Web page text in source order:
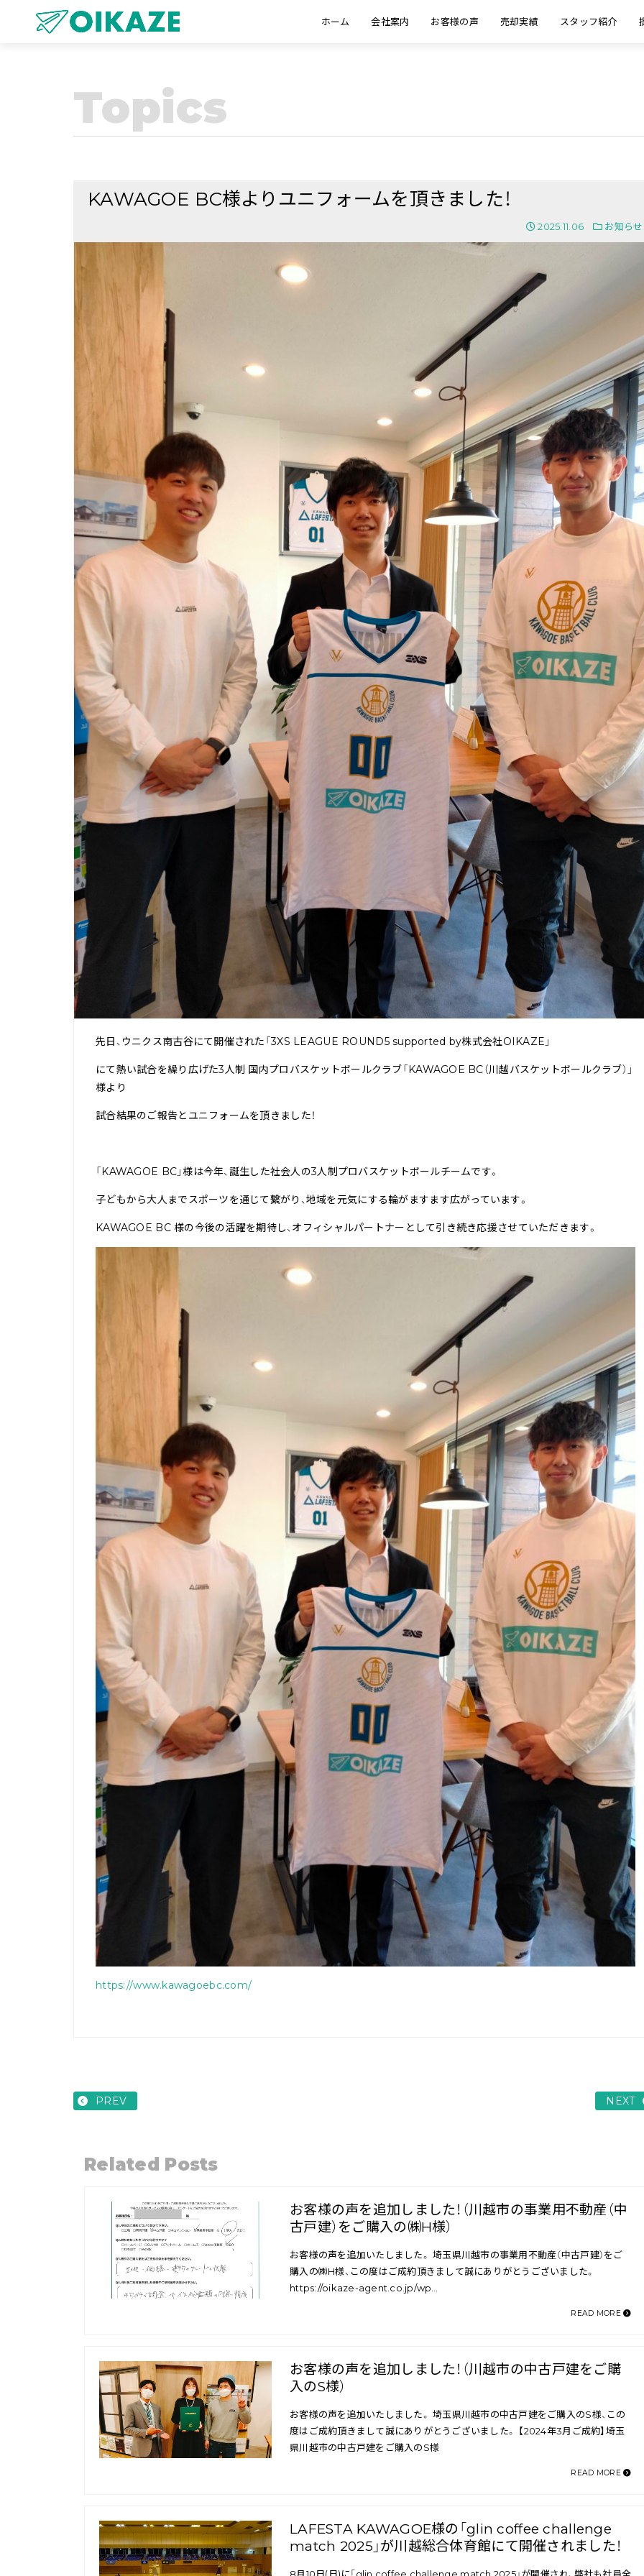
ホーム 会社案内 お客様の声 売却実績 スタッフ紹介
Topics
KAWAGOE BC様よりユニフォームを頂きました！
2025.11.06 お知らせ
先日、ウニクス南古谷にて開催された「3XS LEAGUE ROUND5 supported by株式会社OIKAZE」
にて熱い試合を繰り広げた3人制 国内プロバスケットボールクラブ「KAWAGOE BC（川越バスケットボールクラブ）」
様より
試合結果のご報告とユニフォームを頂きました！
「KAWAGOE BC」様は今年、誕生した社会人の3人制プロバスケットボールチームです。
子どもから大人までスポーツを通じて繋がり、地域を元気にする輪がますます広がっています。
KAWAGOE BC 様の今後の活躍を期待し、オフィシャルパートナーとして引き続き応援させていただきます。
https://www.kawagoebc.com/
PREV NEXT
Related Posts
お客様の声を追加しました！（川越市の事業用不動産（中
古戸建）をご購入の㈱H様）
お客様の声を追加いたしました。 埼玉県川越市の事業用不動産（中古戸建）をご
購入の㈱H様、この度はご成約頂きまして誠にありがとうございました。
https://oikaze-agent.co.jp/wp…
READ MORE
お客様の声を追加しました！（川越市の中古戸建をご購
入のS様）
お客様の声を追加いたしました。 埼玉県川越市の中古戸建をご購入のS様、この
度はご成約頂きまして誠にありがとうございました。 【2024年3月ご成約】埼玉
県川越市の中古戸建をご購入のS様
READ MORE
LAFESTA KAWAGOE様の「glin coffee challenge
match 2025」が川越総合体育館にて開催されました！